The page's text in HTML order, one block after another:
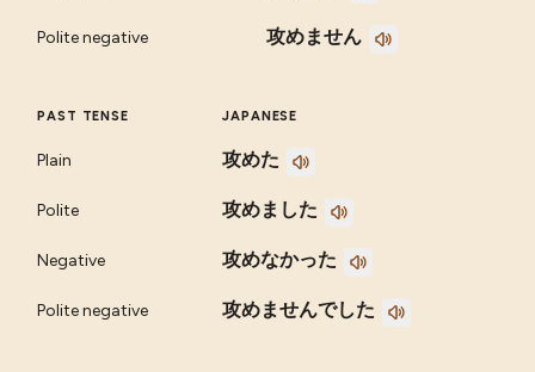
Polite negative 攻めません
PAST TENSE JAPANESE
Plain 攻めた
Polite 攻めました
Negative 攻めなかった
Polite negative 攻めませんでした